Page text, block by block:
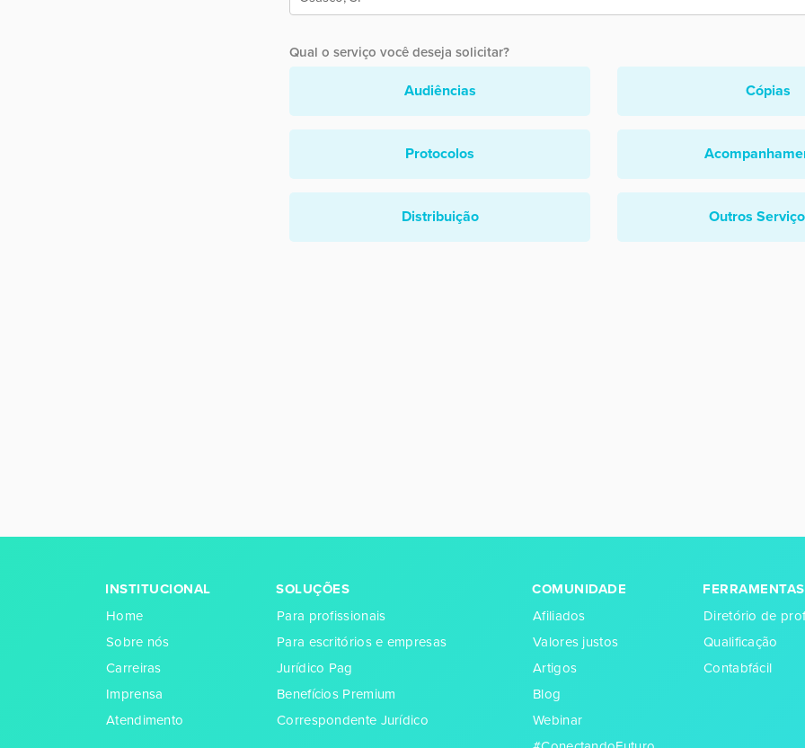
Qual o serviço você deseja solicitar?
Audiências Cópias
Protocolos
Distribuição Outros
INSTITUCIONAL
Home
Sobre nós
Carreiras
Imprensa
Atendimento
SOLUÇÕES
Para profissionais
Para escritórios e empresas
Jurídico Pag
Benefícios Premium
Correspondente Jurídico
COMUNIDADE
Afiliados
Valores justos
Artigos
Blog
Webinar
FERRAMENTAS
Diretório de
Qualificação
Contabfácil